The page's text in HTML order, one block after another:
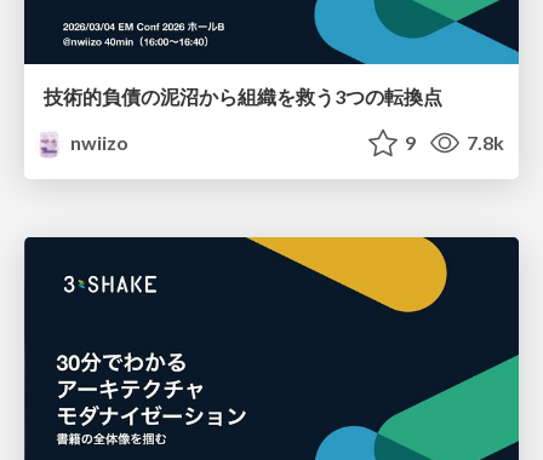
技術的負債の泥沼から組織を救う3つの転換点
nwiizo
9 7.8k